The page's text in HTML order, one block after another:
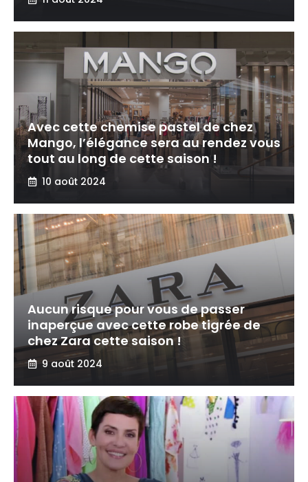
Avec cette chemise pastel de chez
Mango, l’élégance sera au rendez vous
tout au long de cette saison !
10 août 2024
Aucun risque pour vous de passer
inaperçue avec cette robe tigrée de
chez Zara cette saison !
9 août 2024